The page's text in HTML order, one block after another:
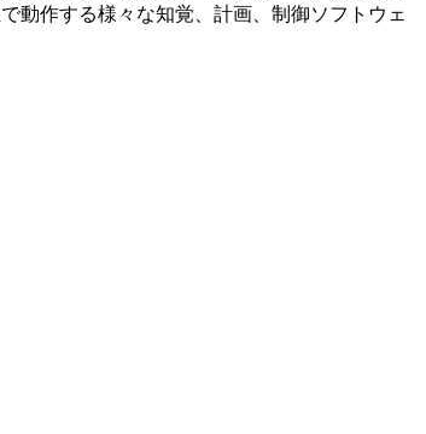
動作する様々な知覚、計画、制御ソフトウェ